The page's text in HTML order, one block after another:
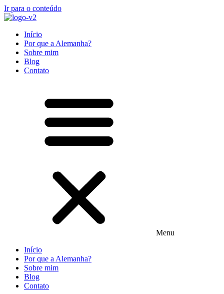
Ir para o conteúdo
Início
Por que a Alemanha?
Sobre mim
Blog
Contato
Menu
Início
Por que a Alemanha?
Sobre mim
Blog
Contato